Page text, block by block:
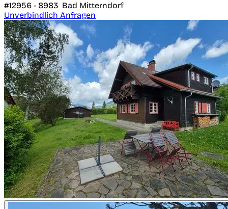
#12956 - 8983 Bad Mitterndorf
Unverbindlich Anfragen